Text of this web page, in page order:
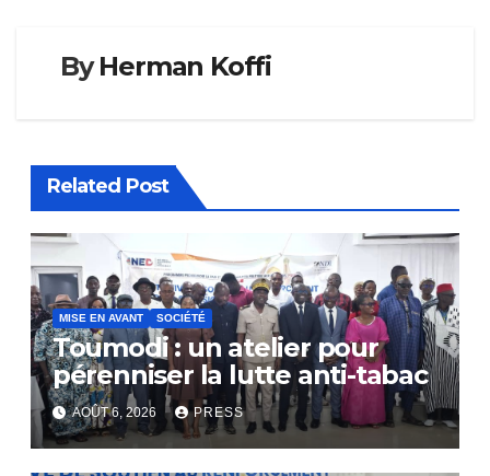
ByHerman Koffi
Related Post
MISE EN AVANT SOCIÉTÉ
Toumodi : un atelier pour
pérenniser la lutte anti-tabac
AOÛT 6, 2026 PRESS